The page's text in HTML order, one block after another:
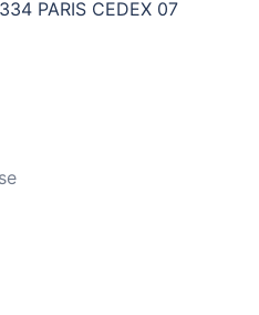
PARIS CEDEX 07